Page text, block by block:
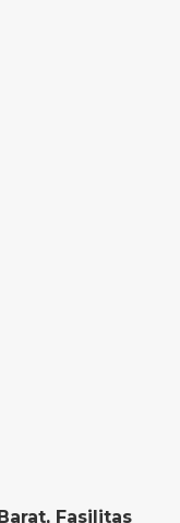
Fasilitas